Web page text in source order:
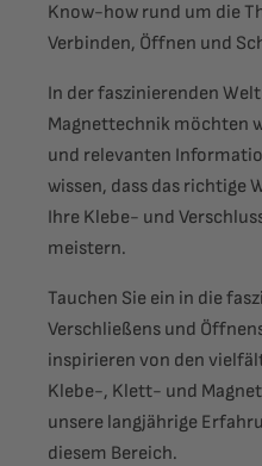
Know-how rund um die
Verbinden, Öffnen und
In der faszinierenden
Magnettechnik möchten
und relevanten
wissen, dass das richtige
Ihre Klebe- und
meistern.
Tauchen Sie ein in die
Verschließens und
inspirieren von den
Klebe-, Klett- und
unsere langjährige
diesem Bereich.